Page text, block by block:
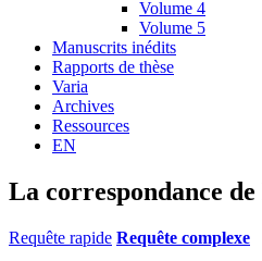
Volume 4
Volume 5
Manuscrits inédits
Rapports de thèse
Varia
Archives
Ressources
EN
La correspondance
Requête rapide Requête complexe